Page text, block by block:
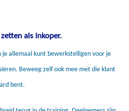
als inkoper.
allemaal kunt bewerkstelligen voor je
Beweeg zelf ook mee met die klant
bent.